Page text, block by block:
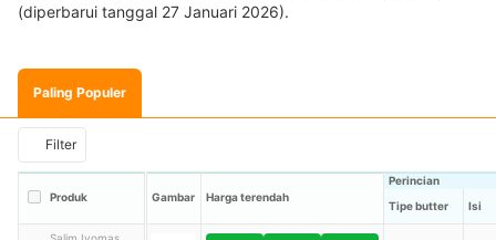
(diperbarui tanggal 27 Januari 2026).
Paling Populer
Filter
Produk Gambar Harga terendah
Perincian
Tipe butter
Isi